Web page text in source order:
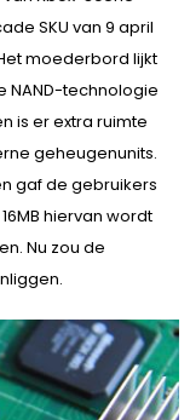
SKU van 9 april
moederbord lijkt
NAND-technologie
is er extra ruimte
geheugenunits.
gaf de gebruikers
hiervan wordt
Nu zou de